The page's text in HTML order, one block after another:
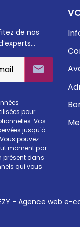
de nos

pour
Vos
jusqu'à
pouvez
moment par
présent dans
qui vous
- Agence web e-